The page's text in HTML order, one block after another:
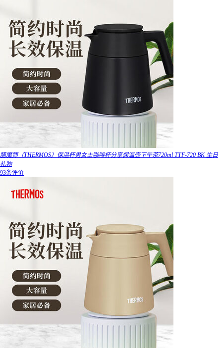
膳魔师（THERMOS）保温杯男女士咖啡杯分享保温壶下午茶720ml TTF-720 BK 生日
礼物
93条评价